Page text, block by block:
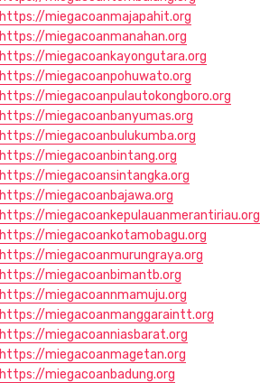
https://miegacoanmajapahit.org
https://miegacoanmanahan.org
https://miegacoankayongutara.org
https://miegacoanpohuwato.org
https://miegacoanpulautokongboro.org
https://miegacoanbanyumas.org
https://miegacoanbulukumba.org
https://miegacoanbintang.org
https://miegacoansintangka.org
https://miegacoanbajawa.org
https://miegacoankepulauanmerantiriau.org
https://miegacoankotamobagu.org
https://miegacoanmurungraya.org
https://miegacoanbimantb.org
https://miegacoannmamuju.org
https://miegacoanmanggaraintt.org
https://miegacoanniasbarat.org
https://miegacoanmagetan.org
https://miegacoanbadung.org